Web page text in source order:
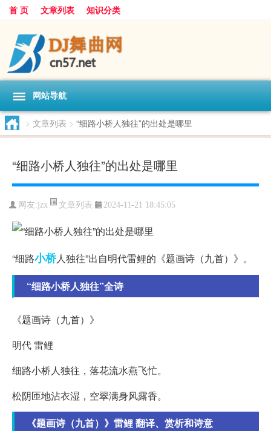
首 页 文章列表 知识分类
网站导航
> 文章列表 > “细路小桥人独往”的出处是哪里
“细路小桥人独往”的出处是哪里
网友:jzx 文章列表 2024-11-21 18:45:05
“细路小桥人独往”出自明代雷鲤的《题画诗（九首）》。
“细路小桥人独往”全诗
《题画诗（九首）》
明代 雷鲤
细路小桥人独往，落花流水燕飞忙。
松阴匝地沾衣湿，空翠满身风露香。
《题画诗（九首）》雷鲤 翻译、赏析和诗意